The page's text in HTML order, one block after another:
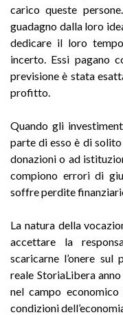
carico queste
guadagno dalla loro
dedicare il loro
incerto. Essi pagano
previsione è stata
profitto.
Quando gli
parte di esso è di
donazioni o ad
compiono errori di
soffre perdite
La natura della
accettare la
scaricarne l’onere sul
reale StoriaLibera
nel campo
condizioni